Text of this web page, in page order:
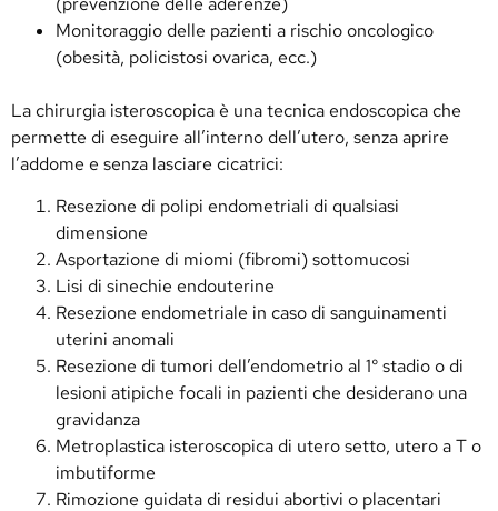
Monitoraggio delle pazienti a rischio oncologico
(obesità, policistosi ovarica, ecc.)
La chirurgia isteroscopica è una tecnica endoscopica che
permette di eseguire all’interno dell’utero, senza aprire
l’addome e senza lasciare cicatrici:
Resezione di polipi endometriali di qualsiasi
dimensione
Asportazione di miomi (fibromi) sottomucosi
Lisi di sinechie endouterine
Resezione endometriale in caso di sanguinamenti
uterini anomali
Resezione di tumori dell’endometrio al 1° stadio o di
lesioni atipiche focali in pazienti che desiderano una
gravidanza
Metroplastica isteroscopica di utero setto, utero a T o
imbutiforme
Rimozione guidata di residui abortivi o placentari